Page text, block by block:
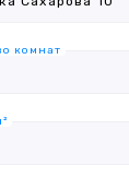
комнат